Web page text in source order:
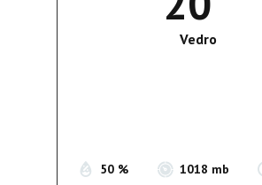
Vedro
50 % 1018 mb